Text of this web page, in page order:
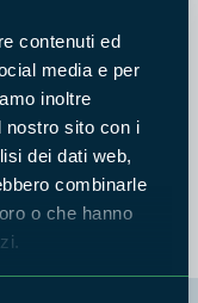
contenuti ed
media e per
inoltre
nostro sito con i
dei dati web,
combinarle
o che hanno
un monaco
un rilievo
un piano carsico.
hum; sono il
tutta l’area.